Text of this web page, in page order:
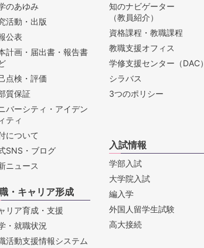
のあゆみ
活動・出版
公表
計画・届出書・報告書
点検・評価
質保証
バーシティ・アイデン
ティ
について
SNS・ブログ
ニュース
知のナビゲーター
（教員紹介）
資格課程・教職課程
教職支援オフィス
学修支援センター（DAC）
シラバス
3つのポリシー
・キャリア形成
リア育成・支援
・就職状況
活動支援情報システム
入試情報
学部入試
大学院入試
編入学
外国人留学生試験
高大接続